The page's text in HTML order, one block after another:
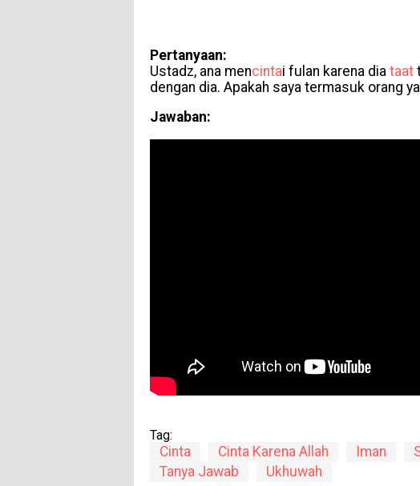
Pertanyaan:
Ustadz, ana mencintai fulan karena dia taat
dengan dia. Apakah saya termasuk orang
Jawaban:
Tag:
Cinta Cinta Karena Allah Iman
Tanya Jawab
Ukhuwah